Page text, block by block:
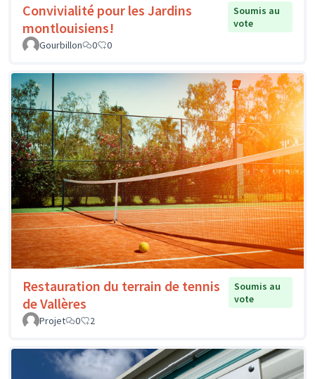
Convivialité pour les Jardins
montlouisiens!
Soumis au
vote
Gourbillon
0 0
Restauration du terrain de tennis
de Vallères
Soumis au
vote
Projet
0 2